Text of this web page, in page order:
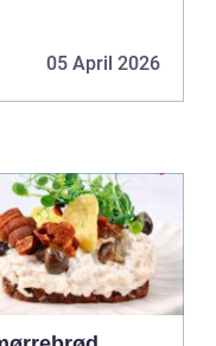
05 April 2026